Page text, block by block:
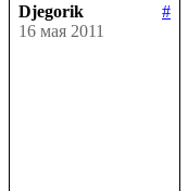
Djegorik
#
16 мая 2011